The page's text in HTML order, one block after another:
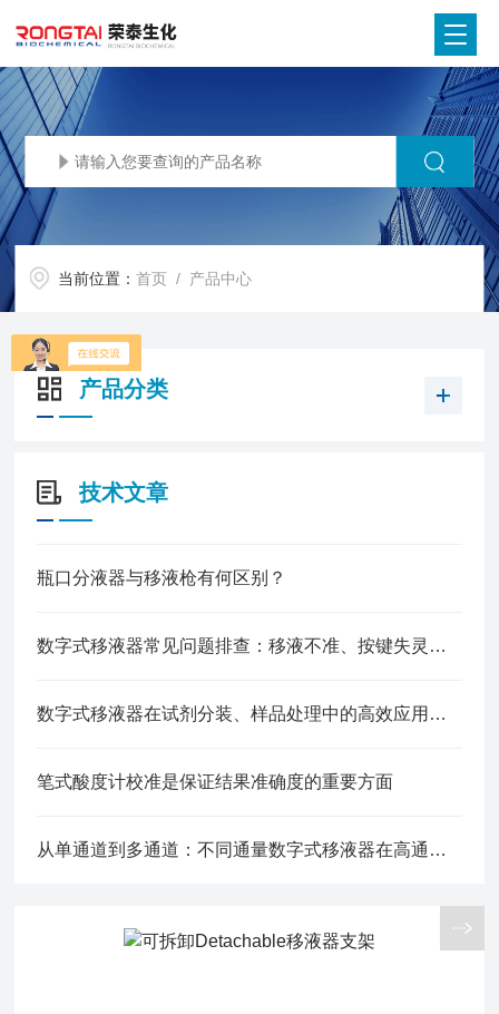
当前位置：首页 / 产品中心
产品分类
技术文章
瓶口分液器与移液枪有何区别？
数字式移液器常见问题排查：移液不准、按键失灵的快速解决方法
数字式移液器在试剂分装、样品处理中的高效应用技巧
笔式酸度计校准是保证结果准确度的重要方面
从单通道到多通道：不同通量数字式移液器在高通量实验中的适配指南